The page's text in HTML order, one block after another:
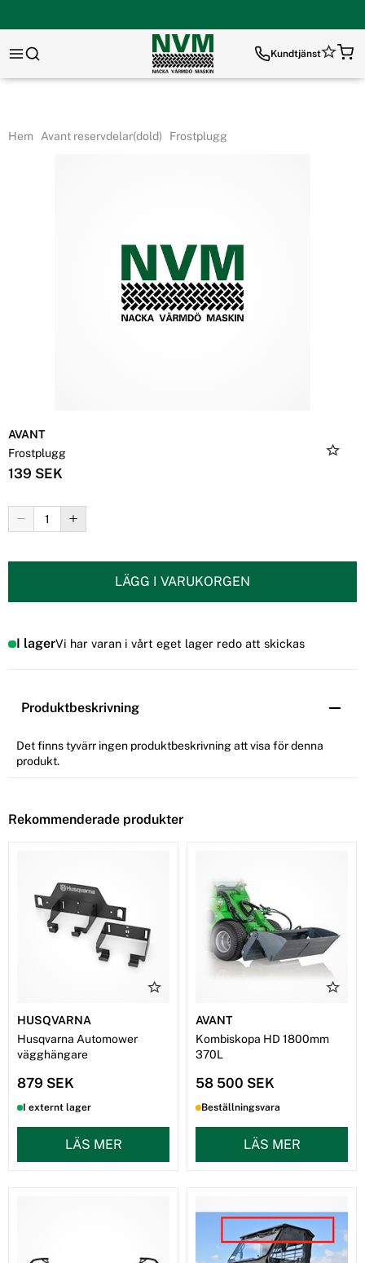
Kundtjänst
Hem Avant reservdelar(dold) Frostplugg
AVANT
Frostplugg
139 SEK
LÄGG I VARUKORGEN
I lagerVi har varan i vårt eget lager redo att skickas
Produktbeskrivning
Det finns tyvärr ingen produktbeskrivning att visa för denna
produkt.
Rekommenderade produkter
HUSQVARNA
Husqvarna Automower
vägghängare
879 SEK
I externt lager
LÄS MER
AVANT
Kombiskopa HD 1800mm
370L
58 500 SEK
Beställningsvara
LÄS MER